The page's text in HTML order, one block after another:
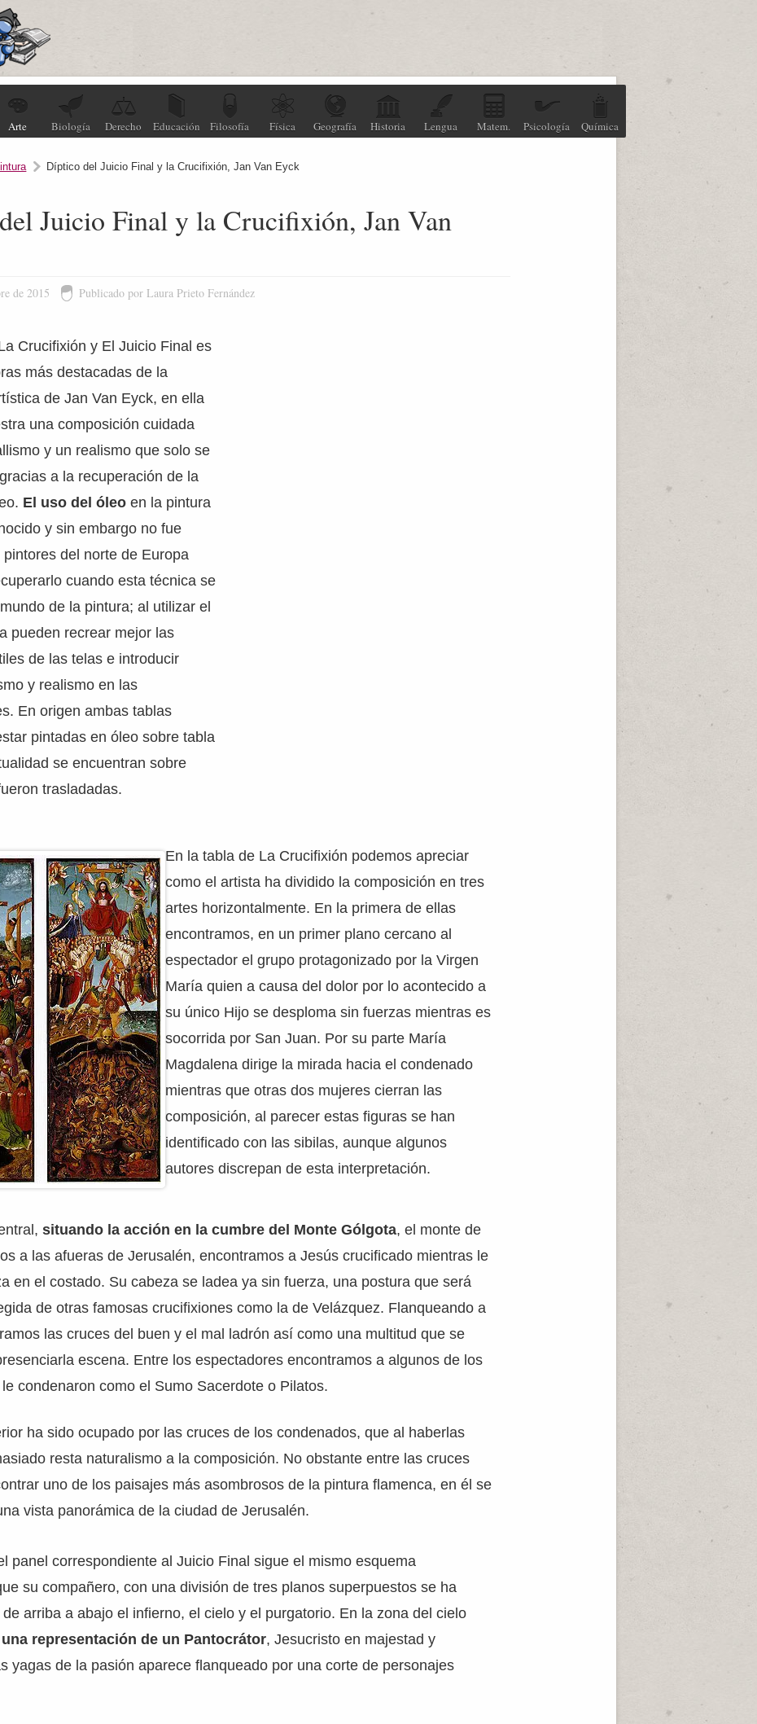
Arte Biología Derecho Educación Filosofía Física Geografía Historia Lengua Matem. Psicología Química
Díptico del Juicio Final y la Crucifixión, Jan Van Eyck
Juicio Final y la Crucifixión, Jan Van
de 2015 Publicado por Laura Prieto Fernández
Crucifixión y El Juicio Final es
más destacadas de la
de Jan Van Eyck, en ella
una composición cuidada
y un realismo que solo se
a la recuperación de la
El uso del óleo en la pintura
y sin embargo no fue
pintores del norte de Europa
cuando esta técnica se
de la pintura; al utilizar el
pueden recrear mejor las
de las telas e introducir
y realismo en las
En origen ambas tablas
pintadas en óleo sobre tabla
se encuentran sobre
trasladadas.
En la tabla de La Crucifixión podemos apreciar
como el artista ha dividido la composición en tres
artes horizontalmente. En la primera de ellas
encontramos, en un primer plano cercano al
espectador el grupo protagonizado por la Virgen
María quien a causa del dolor por lo acontecido a
su único Hijo se desploma sin fuerzas mientras es
socorrida por San Juan. Por su parte María
Magdalena dirige la mirada hacia el condenado
mientras que otras dos mujeres cierran las
composición, al parecer estas figuras se han
identificado con las sibilas, aunque algunos
autores discrepan de esta interpretación.
situando la acción en la cumbre del Monte Gólgota, el monte de
a las afueras de Jerusalén, encontramos a Jesús crucificado mientras le
en el costado. Su cabeza se ladea ya sin fuerza, una postura que será
de otras famosas crucifixiones como la de Velázquez. Flanqueando a
las cruces del buen y el mal ladrón así como una multitud que se
escena. Entre los espectadores encontramos a algunos de los
condenaron como el Sumo Sacerdote o Pilatos.
ha sido ocupado por las cruces de los condenados, que al haberlas
resta naturalismo a la composición. No obstante entre las cruces
uno de los paisajes más asombrosos de la pintura flamenca, en él se
vista panorámica de la ciudad de Jerusalén.
panel correspondiente al Juicio Final sigue el mismo esquema
su compañero, con una división de tres planos superpuestos se ha
arriba a abajo el infierno, el cielo y el purgatorio. En la zona del cielo
una representación de un Pantocrátor, Jesucristo en majestad y
yagas de la pasión aparece flanqueado por una corte de personajes